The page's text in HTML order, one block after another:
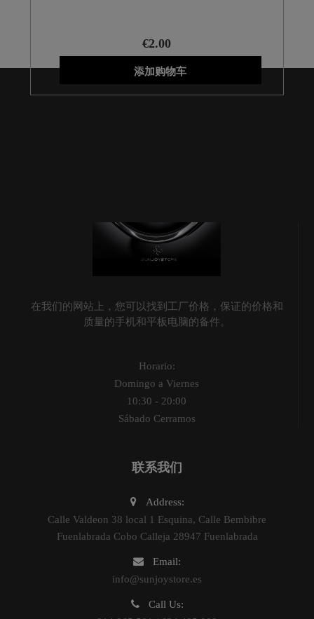
€2.00
添加购物车
在我们的网站上，您可以找到工厂价格，保证的价格和
质量的手机和平板电脑的备件。
Horario:
Domingo a Viernes
10:30 - 20:00
Sábado Cerramos
联系我们
Address:
Calle Valdeon 38 local 1 Esquina, Calle Bembibre
Fuenlabrada Cobo Calleja 28947 Fuenlabrada
Email:
info@sunjoystore.es
Call Us: